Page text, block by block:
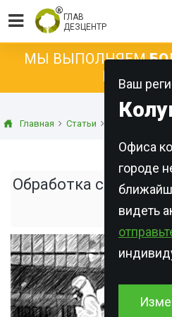
ГЛАВ
ДЕЗЦЕНТР
Ваш
Офиса
городе
видеть
МЫ ВЫПОЛНЯЕМ
КАЖДЫЙ
Главная Статьи Дезинсекция
Обработка сада
и